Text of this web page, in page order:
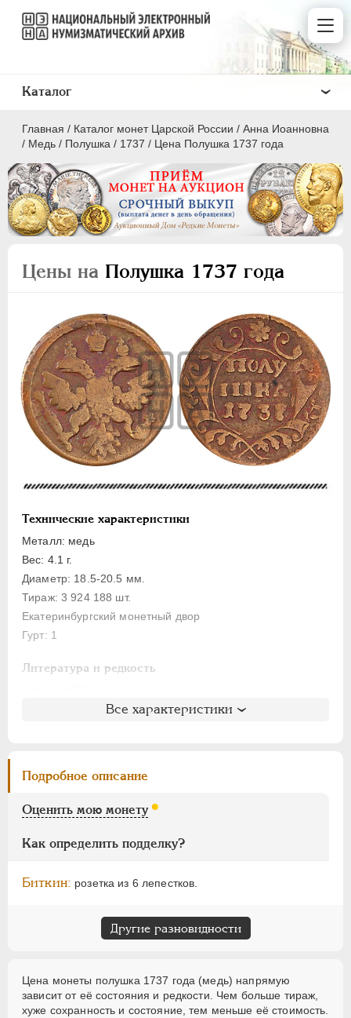
Главная / Каталог монет Царской России / Анна Иоанновна
/ Медь / Полушка / 1737 / Цена Полушка 1737 года
Цены на Полушка 1737 года
Технические характеристики
Металл: медь
Вес: 4.1 г.
Диаметр: 18.5-20.5 мм.
Тираж: 3 924 188 шт.
Екатеринбургский монетный двор
Гурт: 1
Литература и редкость
: без оценки
Семёнов: 234-1400 (+)
ГМ
Брекке: 14 (15$)
Все характеристики
Подробное описание
Оценить мою монету
Как определить подделку?
Биткин: розетка из 6 лепестков.
Другие разновидности
Цена монеты полушка 1737 года (медь) напрямую
зависит от её состояния и редкости. Чем больше тираж,
хуже сохранность и состояние, тем меньше её стоимость.
Каталог
ПEТР I 1699 - 1725
ПЕТР II 1727-1729
Серебро
Медь
5 копеек
Денга
Полушка
ИОАНН АНТОНОВИЧ 1740-1741
ЕЛИЗАВЕТА
ПЕТР III
1762-1762
ЕКАТЕРИНА II 1762-1796
ПАВЕЛ I 1796-1801
АЛЕКСАНДР I
НИКОЛАЙ I
АЛЕКСАНДР III 1881-1894
ИНОСТРАННЫЕ